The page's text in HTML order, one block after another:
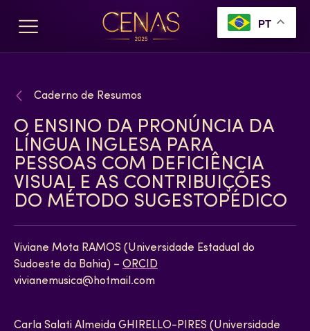
PT
Caderno de Resumos
O ENSINO DA PRONÚNCIA DA
LÍNGUA INGLESA PARA
PESSOAS COM DEFICIÊNCIA
VISUAL E AS CONTRIBUIÇÕES
DO MÉTODO SUGESTOPÉDICO
Viviane Mota RAMOS (Universidade Estadual do
Sudoeste da Bahia) – ORCID
vivianemusica@hotmail.com
Carla Salati Almeida GHIRELLO-PIRES (Universidade